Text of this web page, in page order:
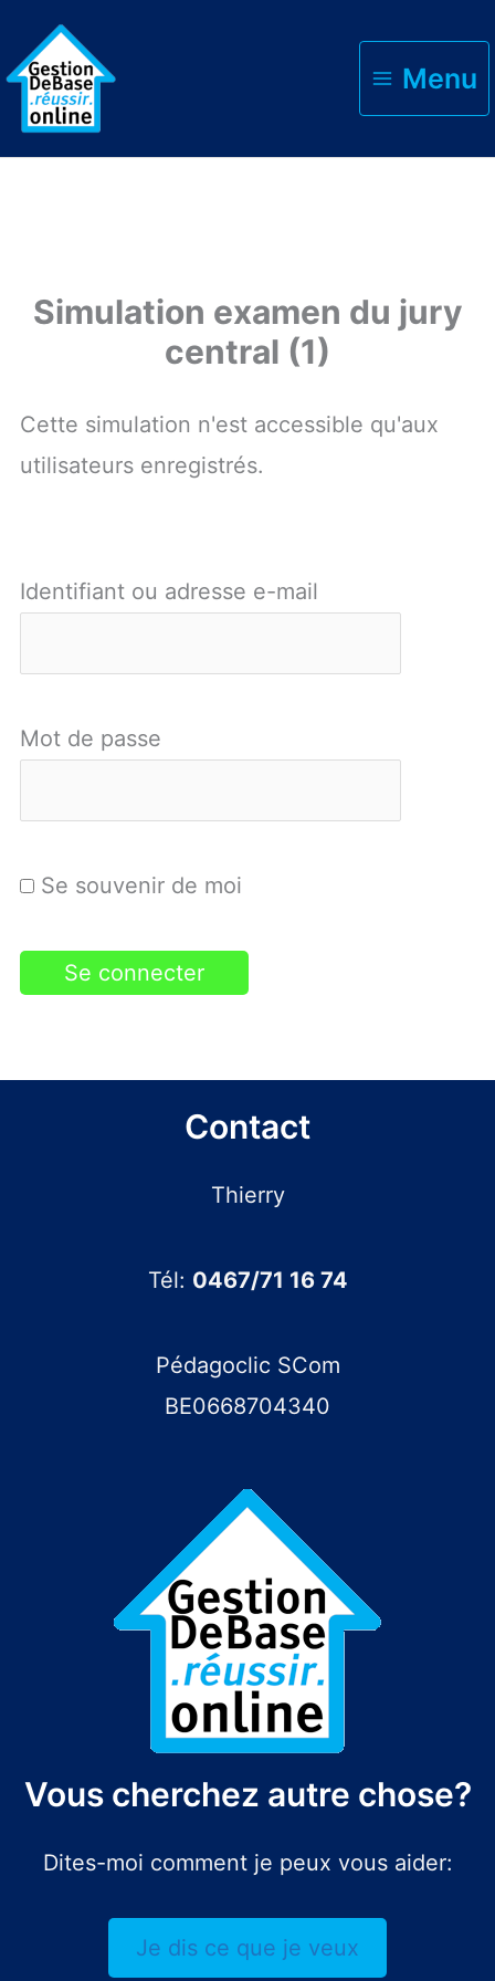
Menu
Accueil
Simulation examen du jury central (1)
Simulation examen du jury
central (1)
Cette simulation n'est accessible qu'aux
utilisateurs enregistrés.
Identifiant ou adresse e-mail
Mot de passe
Se souvenir de moi
Contact
Thierry
Tél: 0467/71 16 74
Pédagoclic SCom
BE0668704340
Vous cherchez autre chose?
Dites-moi comment je peux vous aider:
Je dis ce que je veux